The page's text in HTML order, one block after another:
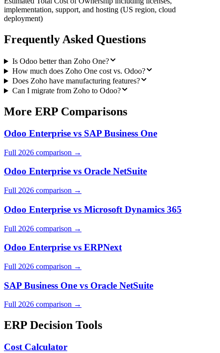
implementation, support, and hosting (US region, cloud
deployment)
Frequently Asked Questions
Is Odoo better than Zoho One?
How much does Zoho One cost vs. Odoo?
Does Zoho have manufacturing features?
Can I migrate from Zoho to Odoo?
More ERP Comparisons
Odoo Enterprise vs SAP Business One
Full 2026 comparison →
Odoo Enterprise vs Oracle NetSuite
Full 2026 comparison →
Odoo Enterprise vs Microsoft Dynamics 365
Full 2026 comparison →
Odoo Enterprise vs ERPNext
Full 2026 comparison →
SAP Business One vs Oracle NetSuite
Full 2026 comparison →
ERP Decision Tools
Cost Calculator